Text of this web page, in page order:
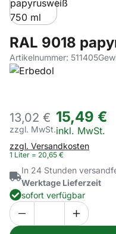
RAL 9018
Artikelnummer: 511405
13,02 €
zzgl. MwSt.
15,49 €
Steuerhinweis:
inkl. MwSt.
zzgl. Versandkosten
1 Liter = 20 65 €
In 24 Stunden
Werktage Lieferzeit
sofort verfügbar